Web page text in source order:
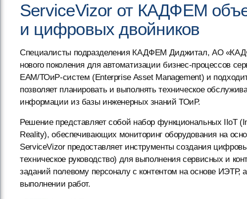
ServiceVizor от КАДФЕМ
и цифровых двойников
Специалисты подразделения КАДФЕМ Диджитал, АО
нового поколения для автоматизации бизнес-процессов
EAM/ТОиР-систем (Enterprise Asset Management) и
позволяет планировать и выполнять техническое
информации из базы инженерных знаний ТОиР.
Решение представляет собой набор функциональных IIoT
Reality), обеспечивающих мониторинг оборудования на
ServiceVizor предоставляет инструменты создания
техническое руководство) для выполнения сервисных и
заданий полевому персоналу с контентом на основе ИЭТР,
выполнении работ.